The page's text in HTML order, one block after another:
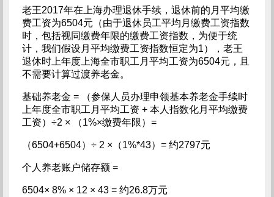
老王2017年在上海办理退休手续，退休前的月平均缴
费工资为6504元（由于退休员工平均月缴费工资指数
时，包括视同缴费年限的缴费工资指数，为便于统
计，我们假设月平均缴费工资指数恒定为1），老王
退休时上年度上海全市职工月平均工资为6504元，且
不需要计算过渡养老金。
基础养老金 = （参保人员办理申领基本养老金手续时
上年度全市职工月平均工资 + 本人指数化月平均缴费
工资）÷2 × （1%×缴费年限）=
（6504+6504）÷ 2 ×（1%*43）= 约2797元
个人养老账户储存额 =
6504× 8% × 12 × 43 = 约26.8万元